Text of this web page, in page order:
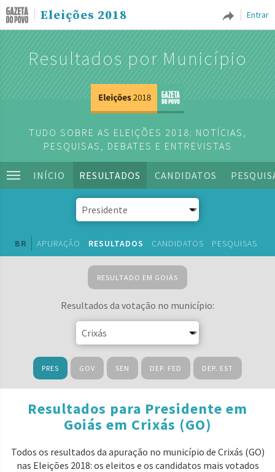
Entrar
Eleições 2018
Resultados por Município
TUDO SOBRE AS ELEIÇÕES 2018: NOTÍCIAS,
PESQUISAS, DEBATES E ENTREVISTAS
INÍCIO RESULTADOS CANDIDATOS
BR APURAÇÃO RESULTADOS CANDIDATOS PESQUISAS
RESULTADO EM GOIÁS
Resultados da votação no município:
PRES GOV SEN DEP. FED DEP. EST
Resultados para Presidente em
Goiás em Crixás (GO)
Todos os resultados da apuração no município de Crixás (GO)
nas Eleições 2018: os eleitos e os candidatos mais votados